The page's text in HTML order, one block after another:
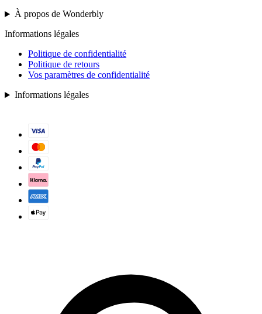
À propos de Wonderbly
Informations légales
Politique de confidentialité
Politique de retours
Vos paramètres de confidentialité
Informations légales